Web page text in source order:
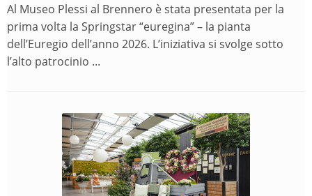
Al Museo Plessi al Brennero è stata presentata per la
prima volta la Springstar “euregina” – la pianta
dell’Euregio dell’anno 2026. L’iniziativa si svolge sotto
l’alto patrocinio ...